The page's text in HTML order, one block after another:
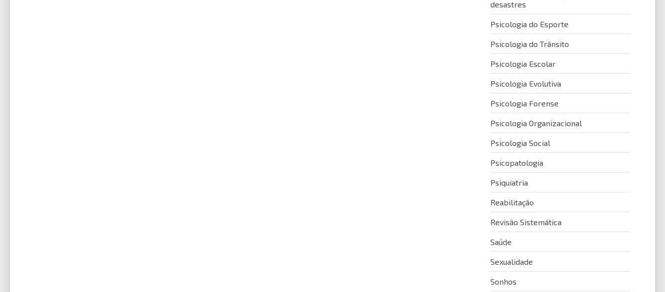
desastres
Psicologia do Esporte
Psicologia do Trânsito
Psicologia Escolar
Psicologia Evolutiva
Psicologia Forense
Psicologia Organizacional
Psicologia Social
Psicopatologia
Psiquiatria
Reabilitação
Revisão Sistemática
Saúde
Sexualidade
Sonhos